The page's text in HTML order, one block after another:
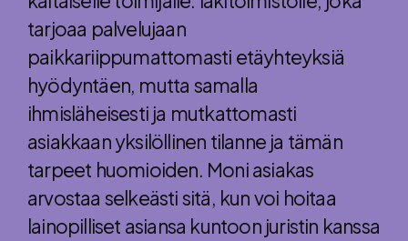
tarjoaa palvelujaan
paikkariippumattomasti etäyhteyksiä
hyödyntäen, mutta samalla
ihmisläheisesti ja mutkattomasti
asiakkaan yksilöllinen tilanne ja tämän
tarpeet huomioiden. Moni asiakas
arvostaa selkeästi sitä, kun voi hoitaa
lainopilliset asiansa kuntoon juristin kanssa